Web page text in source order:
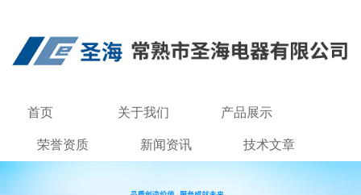
首页 关于我们 产品展示
荣誉资质 新闻资讯 技术文章